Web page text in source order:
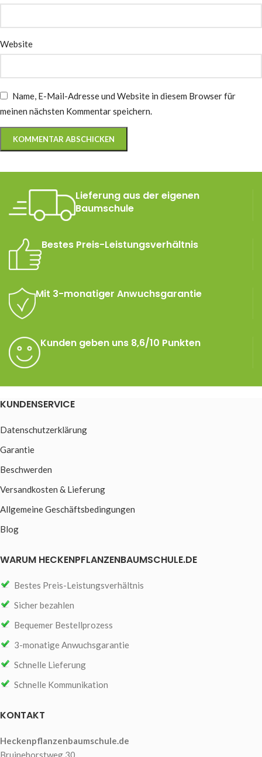
Website
Name, E-Mail-Adresse und Website in diesem Browser für
meinen nächsten Kommentar speichern.
Lieferung aus der eigenen
Baumschule
Bestes Preis-Leistungsverhältnis
Mit 3-monatiger Anwuchsgarantie
Kunden geben uns 8,6/10 Punkten
KUNDENSERVICE
Datenschutzerklärung
Garantie
Beschwerden
Versandkosten & Lieferung
Allgemeine Geschäftsbedingungen
Blog
WARUM HECKENPFLANZENBAUMSCHULE.DE
Bestes Preis-Leistungsverhältnis
Sicher bezahlen
Bequemer Bestellprozess
3-monatige Anwuchsgarantie
Schnelle Lieferung
Schnelle Kommunikation
KONTAKT
Heckenpflanzenbaumschule.de
Bruinehorstweg 30